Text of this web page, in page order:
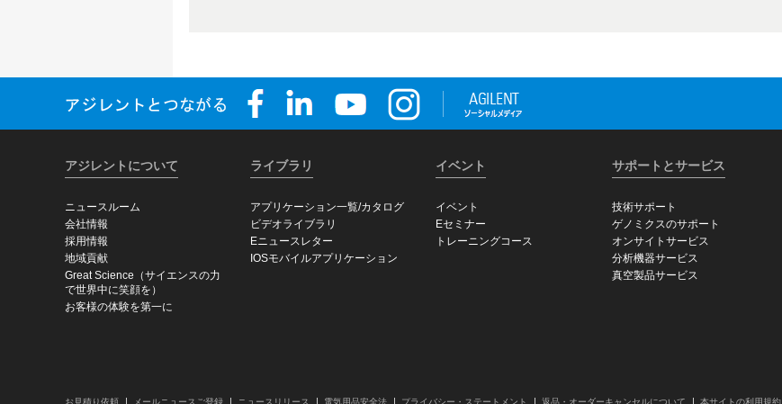
アジレントについて
ニュースルーム
会社情報
採用情報
地域貢献
Great Science（サイエンスの力
で世界中に笑顔を）
お客様の体験を第一に
ライブラリ
アプリケーション一覧/カタログ
ビデオライブラリ
Eニュースレター
IOSモバイルアプリケーション
イベント
イベント
Eセミナー
トレーニングコース
サポートとサービス
技術サポート
ゲノミクスのサポート
オンサイトサービス
分析機器サービス
真空製品サービス
お見積り依頼 メールニュースご登録 ニュースリリース 電気用品安全法 プライバシー・ステートメント 返品・オーダーキャンセルについて 本サイトの利用規約